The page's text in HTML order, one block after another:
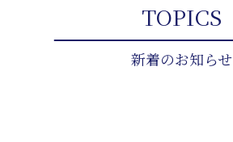
TOPICS
新着のお知らせ